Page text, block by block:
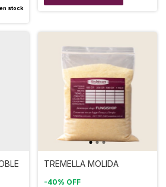
en stock
TREMELLA MOLIDA
-40% OFF